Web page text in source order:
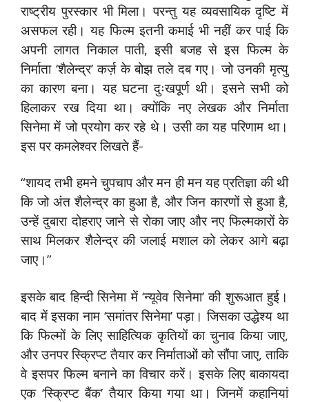
राष्ट्रीय पुरस्कार भी मिला। परन्तु यह व्यवसायिक दृष्टि में
असफल रही। यह फिल्म इतनी कमाई भी नहीं कर पाई कि
अपनी लागत निकाल पाती, इसी बजह से इस फिल्म के
निर्माता ‘शैलेन्द्र’ कर्ज़ के बोझ तले दब गए। जो उनकी मृत्यु
का कारण बना। यह घटना दुःखपूर्ण थी। इसने सभी को
हिलाकर रख दिया था। क्योंकि नए लेखक और निर्माता
सिनेमा में जो प्रयोग कर रहे थे। उसी का यह परिणाम था।
इस पर कमलेश्वर लिखते हैं-
“शायद तभी हमने चुपचाप और मन ही मन यह प्रतिज्ञा की थी
कि जो अंत शैलेन्द्र का हुआ है, और जिन कारणों से हुआ है,
उन्हें दुबारा दोहराए जाने से रोका जाए और नए फिल्मकारों के
साथ मिलकर शैलेन्द्र की जलाई मशाल को लेकर आगे बढ़ा
जाए।”
इसके बाद हिन्दी सिनेमा में ‘न्यूवेव सिनेमा’ की शुरूआत हुई।
बाद में इसका नाम ‘समांतर सिनेमा’ पड़ा। जिसका उद्धेश्य था
कि फिल्मों के लिए साहित्यिक कृतियों का चुनाव किया जाए,
और उनपर स्क्रिप्ट तैयार कर निर्माताओं को सौंपा जाए, ताकि
वे इसपर फिल्म बनाने का विचार करें। इसके लिए बाकायदा
एक ‘स्क्रिप्ट बैंक’ तैयार किया गया था। जिनमें कहानियां